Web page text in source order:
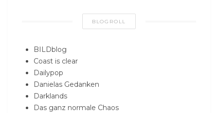
BLOGROLL
BILDblog
Coast is clear
Dailypop
Danielas Gedanken
Darklands
Das ganz normale Chaos